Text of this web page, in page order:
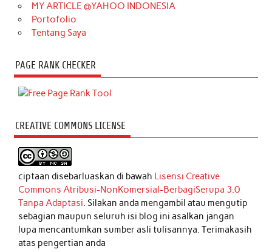
MY ARTICLE @YAHOO INDONESIA
Portofolio
Tentang Saya
PAGE RANK CHECKER
CREATIVE COMMONS LICENSE
ciptaan disebarluaskan di bawah Lisensi Creative
Commons Atribusi-NonKomersial-BerbagiSerupa 3.0
Tanpa Adaptasi. Silakan anda mengambil atau mengutip
sebagian maupun seluruh isi blog ini asalkan jangan
lupa mencantumkan sumber asli tulisannya. Terimakasih
atas pengertian anda